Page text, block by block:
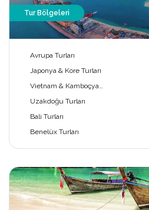
Tur Bölgeleri
Avrupa Turları
Japonya & Kore Turları
Vietnam & Kamboçya
Uzakdoğu Turları
Bali Turları
Benelüx Turları